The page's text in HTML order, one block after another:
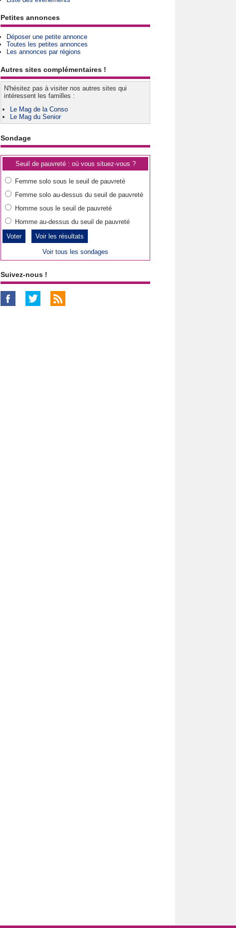
Petites annonces
Déposer une petite annonce
Toutes les petites annonces
Les annonces par régions
Autres sites complémentaires !
N'hésitez pas à visiter nos autres sites qui
intéressent les familles :
Le Mag de la Conso
Le Mag du Senior
Sondage
Seuil de pauvreté : où vous situez-vous ?
Femme solo sous le seuil de pauvreté
Femme solo au-dessus du seuil de pauvreté
Homme sous le seuil de pauvreté
Homme au-dessus du seuil de pauvreté
Voir les résultats
Voir tous les sondages
Suivez-nous !